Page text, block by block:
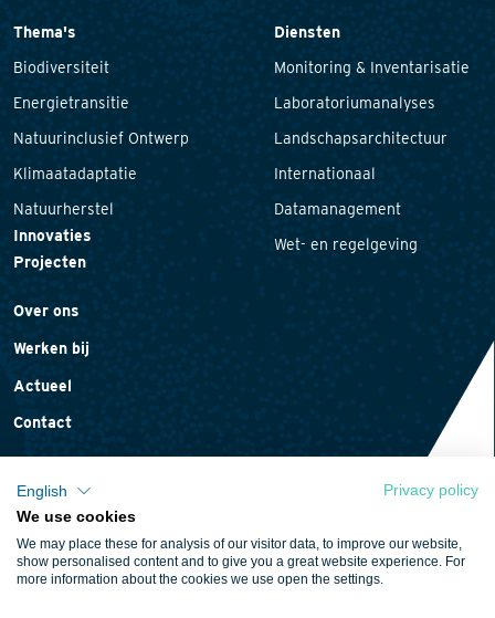
Thema's
Biodiversiteit
Energietransitie
Natuurinclusief Ontwerp
Klimaatadaptatie
Natuurherstel
Innovaties
Projecten
Diensten
Monitoring & Inventarisatie
Laboratoriumanalyses
Landschapsarchitectuur
Internationaal
Datamanagement
Wet- en regelgeving
Over ons
Werken bij
Actueel
Contact
Cookieverklaring
Algemene voorwaarden
English
Privacy policy
We use cookies
We may place these for analysis of our visitor data, to improve our website,
show personalised content and to give you a great website experience. For
more information about the cookies we use open the settings.